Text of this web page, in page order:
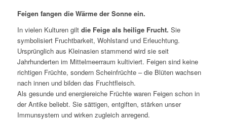
Feigen fangen die Wärme der Sonne ein.
In vielen Kulturen gilt die Feige als heilige Frucht. Sie
symbolisiert Fruchtbarkeit, Wohlstand und Erleuchtung.
Ursprünglich aus Kleinasien stammend wird sie seit
Jahrhunderten im Mittelmeerraum kultiviert. Feigen sind keine
richtigen Früchte, sondern Scheinfrüchte – die Blüten wachsen
nach innen und bilden das Fruchtfleisch.
Als gesunde und energiereiche Früchte waren Feigen schon in
der Antike beliebt. Sie sättigen, entgiften, stärken unser
Immunsystem und wirken zugleich anregend.